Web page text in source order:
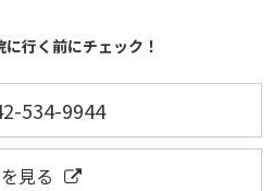
行く前にチェック！
534-9944
見る